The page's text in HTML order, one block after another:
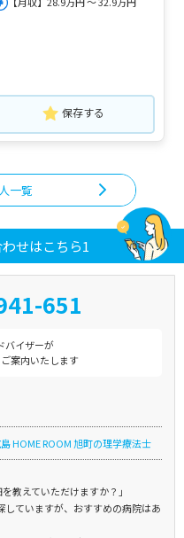
保存する
一覧
せはこちら1
651
バイザーが
案内いたします
HOME ROOM 旭町の理学療法士
教えていただけますか？」
ていますが、おすすめの病院はあ